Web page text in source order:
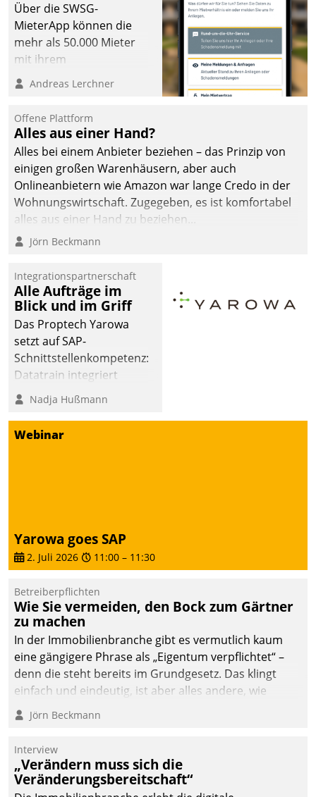
Über die SWSG-
MieterApp können die
mehr als 50.000 Mieter
mit ihrem
Wohnungsunternehmen
kommunizieren, auf dem
einsehen und ändern
oder
Schadensmeldungen
abgeben – rund um die
Uhr.
Andreas Lerchner
Offene Plattform
Alles aus einer Hand?
Alles bei einem Anbieter beziehen – das Prinzip von
einigen großen Warenhäusern, aber auch
Onlineanbietern wie Amazon war lange Credo in der
Wohnungswirtschaft. Zugegeben, es ist komfortabel
alles aus einer Hand zu beziehen...
Jörn Beckmann
Integrationspartnerschaft
Alle Aufträge im
Blick und im Griff
Das Proptech Yarowa
setzt auf SAP-
Schnittstellenkompetenz:
Datatrain integriert
Yarowas Portal zur
Vergabe und Verwaltung
von Aufträgen der
operativen
den Weg vom
Mieteranliegen zum
Nadja Hußmann
Webinar
Yarowa goes SAP
2. Juli 2026 11:00 – 11:30
Betreiberpflichten
Wie Sie vermeiden, den Bock zum Gärtner
zu machen
In der Immobilienbranche gibt es vermutlich kaum
eine gängigere Phrase als „Eigentum verpflichtet“ –
denn die steht bereits im Grundgesetz. Das klingt
einfach und eindeutig, ist aber alles andere, wie
Branchenbeschäftigte wissen. Denn mit der
Verantwortung folgen Verpflichtungen.
Jörn Beckmann
Interview
„Verändern muss sich die
Veränderungsbereitschaft“